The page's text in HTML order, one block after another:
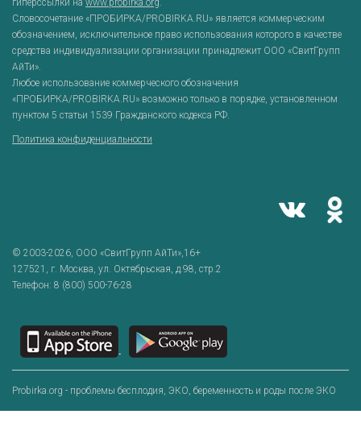
гиперссылки на www.probirka.org.
Словосочетание «ПРОБИРКА/PROBIRKA.RU» является коммерческим
обозначением, исключительное право использования которого в качестве
средства индивидуализации организации принадлежит ООО «СвитГрупп
АйТи».
Любое использование коммерческого обозначения
«ПРОБИРКА/PROBIRKA.RU» возможно только в порядке, установленном
пунктом 5 статьи 1539 Гражданского кодекса РФ.
Политика конфиденциальности
© 2003-2026, ООО «СвитГрупп АйТи»,16+
127521 , г. Москва, ул. Октябрьская, д.98, стр.2
Телефон: 8 (800) 500-76-28
Probirka.org - проблемы бесплодия, ЭКО, беременность и роды после ЭКО